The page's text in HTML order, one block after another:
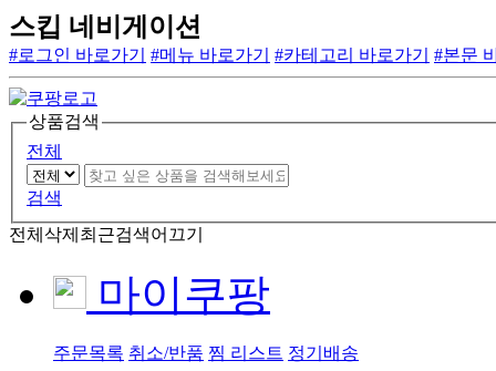
스킵 네비게이션
#로그인 바로가기 #메뉴 바로가기 #카테고리 바로가기 #본문
상품검색
전체
검색
전체삭제 최근검색어끄기
마이쿠팡
주문목록 취소/반품 찜 리스트 정기배송